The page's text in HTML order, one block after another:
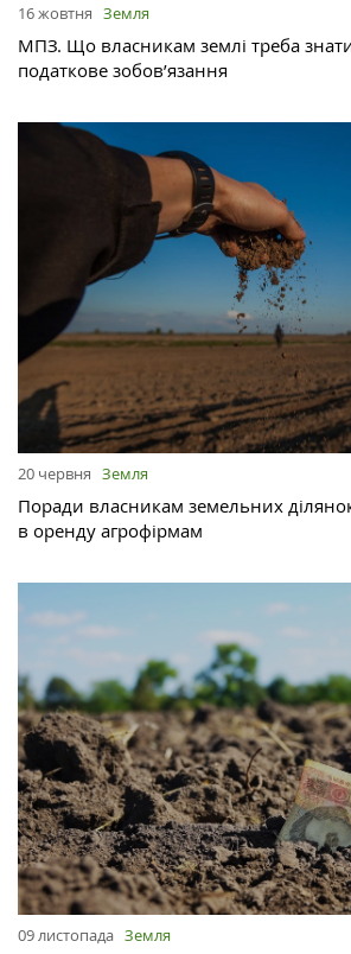
16 жовтня Земля
МПЗ. Що власникам землі треба
податкове зобов’язання
20 червня Земля
Поради власникам земельних
в оренду агрофірмам
09 листопада Земля